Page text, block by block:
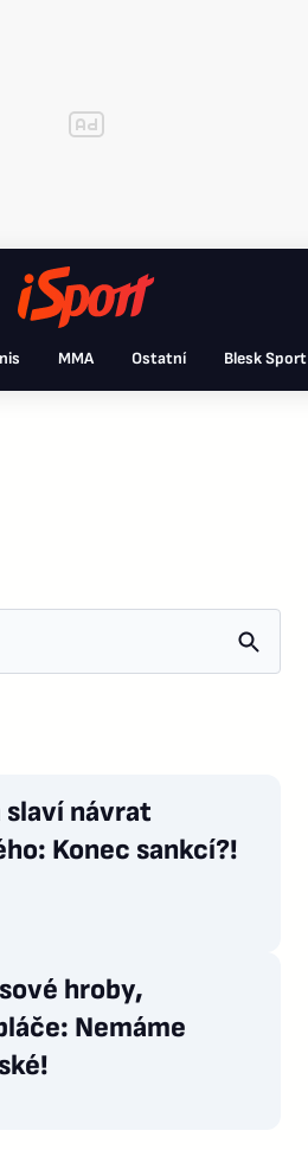
MMA Ostatní Blesk Sport
slaví návrat
Konec sankcí?!
hroby,
Nemáme